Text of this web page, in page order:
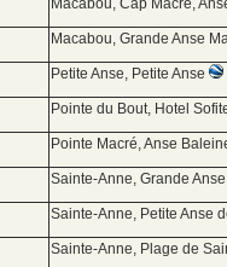
Macabou, Cap Macré,
Macabou, Grande Anse
Petite Anse, Petite Anse
Pointe du Bout, Hotel
Pointe Macré, Anse
Sainte-Anne, Grande
Sainte-Anne, Petite Anse
Sainte-Anne, Plage de